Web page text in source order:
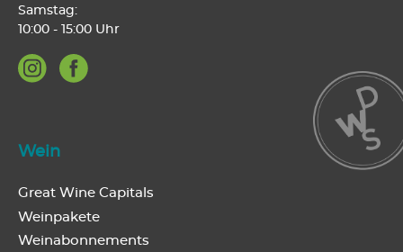
Wein
Great Wine Capitals
Weinpakete
Weinabonnements
Samstag:
10:00 - 15:00 Uhr